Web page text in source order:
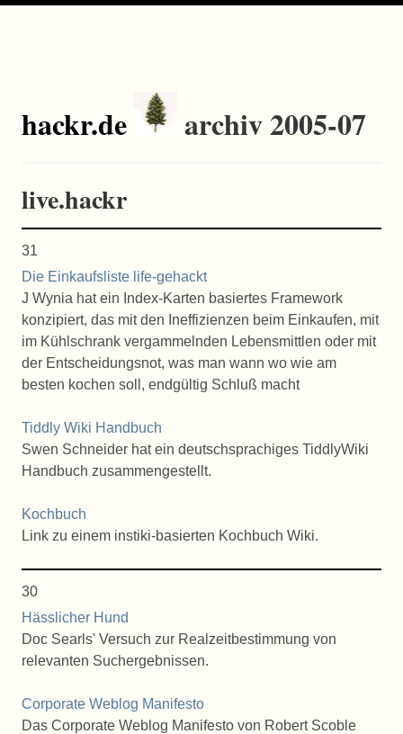
hackr.de archiv 2005-07
live.hackr
31
Die Einkaufsliste life-gehackt
J Wynia hat ein Index-Karten basiertes Framework
konzipiert, das mit den Ineffizienzen beim Einkaufen, mit
im Kühlschrank vergammelnden Lebensmittlen oder mit
der Entscheidungsnot, was man wann wo wie am
besten kochen soll, endgültig Schluß macht
Tiddly Wiki Handbuch
Swen Schneider hat ein deutschsprachiges TiddlyWiki
Handbuch zusammengestellt.
Kochbuch
Link zu einem instiki-basierten Kochbuch Wiki.
30
Hässlicher Hund
Doc Searls' Versuch zur Realzeitbestimmung von
relevanten Suchergebnissen.
Corporate Weblog Manifesto
Das Corporate Weblog Manifesto von Robert Scoble